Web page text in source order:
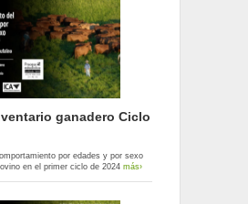
ganadero Ciclo
por edades y por sexo
en el primer ciclo de 2024 más›